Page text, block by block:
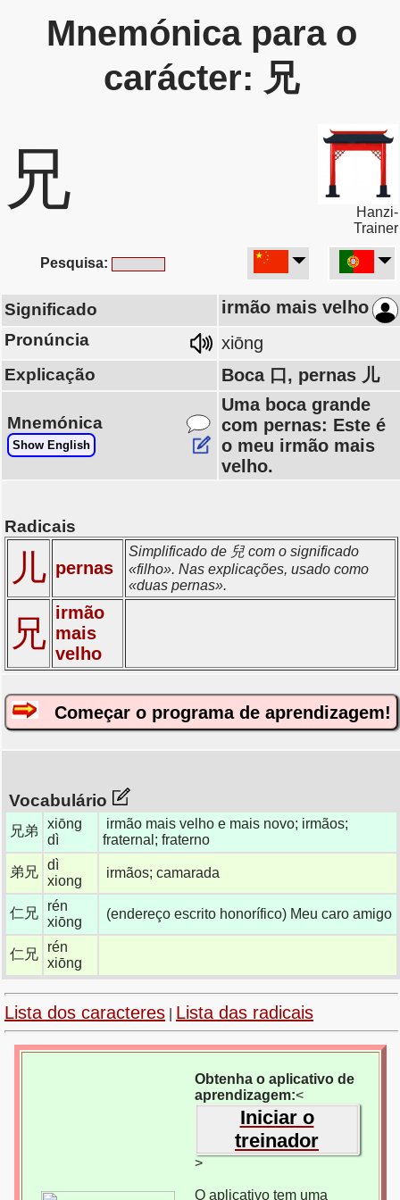
Mnemónica para o
carácter: 兄
兄
Hanzi-
Trainer
Pesquisa:
Significado irmão mais velho
Pronúncia xiōng
Explicação Boca 口, pernas 儿
Mnemónica
Show English
Uma boca grande
com pernas: Este é
o meu irmão mais
velho.
Radicais
儿 pernas
Simplificado de 兒 com o significado
«filho». Nas explicações, usado como
«duas pernas».
兄
irmão
mais
velho
Começar o programa de aprendizagem!
Vocabulário
兄弟
xiōng
dì
irmão mais velho e mais novo; irmãos;
fraternal; fraterno
弟兄 dì
xiong
irmãos; camarada
仁兄
rén
xiōng
(endereço escrito honorífico) Meu caro amigo
仁兄
rén
xiōng
Lista dos caracteres Lista das radicais
Obtenha o aplicativo de
aprendizagem:<
Iniciar o
treinador
>
O aplicativo tem uma